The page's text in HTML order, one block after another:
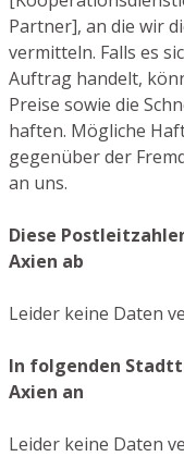
Partner], an die wir
vermitteln. Falls es
Auftrag handelt,
Preise sowie die
haften. Mögliche
gegenüber der
an uns.
Diese
Axien ab
Leider keine Daten
In folgenden
Axien an
Leider keine Daten